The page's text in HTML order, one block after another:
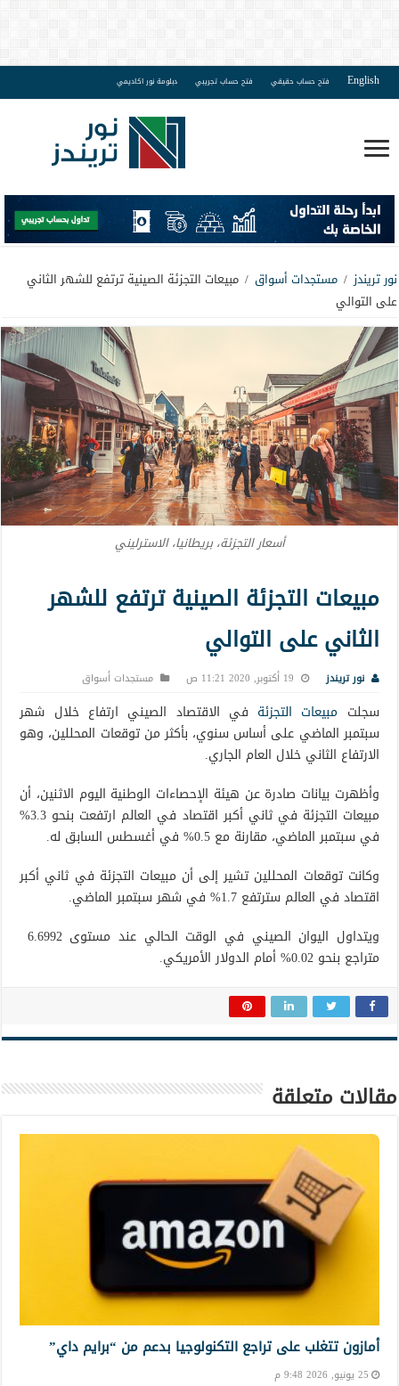
English فتح حساب حقيقي فتح حساب تجريبي دبلومة نور اكاديمي
نور تريندز / مستجدات أسواق / مبيعات التجزئة الصينية ترتفع للشهر الثاني
على التوالي
أسعار التجزئة، بريطانيا، الاسترليني
مبيعات التجزئة الصينية ترتفع للشهر
الثاني على التوالي
نور تريندز 19 أكتوبر, 2020 11:21 ص مستجدات أسواق
سجلت مبيعات التجزئة في الاقتصاد الصيني ارتفاع خلال شهر
سبتمبر الماضي على أساس سنوي، بأكثر من توقعات المحللين، وهو
الارتفاع الثاني خلال العام الجاري.
وأظهرت بيانات صادرة عن هيئة الإحصاءات الوطنية اليوم الاثنين، أن
مبيعات التجزئة في ثاني أكبر اقتصاد في العالم ارتفعت بنحو 3.3%
في سبتمبر الماضي، مقارنة مع 0.5% في أغسطس السابق له.
وكانت توقعات المحللين تشير إلى أن مبيعات التجزئة في ثاني أكبر
اقتصاد في العالم سترتفع 1.7% في شهر سبتمبر الماضي.
متراجع بنحو 0.02% أمام الدولار الأمريكي.
مقالات متعلقة
أمازون تتغلب على تراجع التكنولوجيا بدعم من “برايم داي”
25 يونيو, 2026 9:48 م